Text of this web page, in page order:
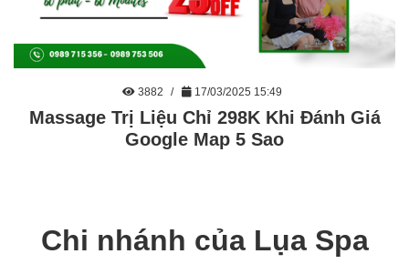
3882 17/03/2025 15:49
Massage Trị Liệu Chỉ 298K Khi Đánh Giá
Google Map 5 Sao
Chi nhánh của Lụa Spa